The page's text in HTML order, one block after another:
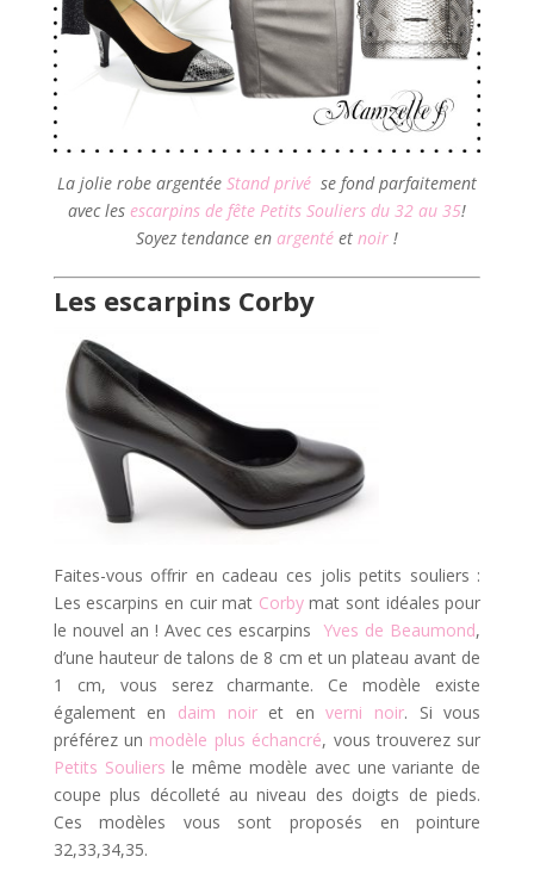
La jolie robe argentée Stand privé se fond parfaitement
avec les escarpins de fête Petits Souliers du 32 au 35!
Soyez tendance en argentéet noir!
Les escarpins Corby
Faites-vous offrir en cadeau ces jolis petits souliers :
Les escarpins en cuir mat Corbymat sont idéales pour
le nouvel an ! Avec ces escarpins
Yves de Beaumond,
d’une hauteur de talons de 8 cm et un plateau avant de
1 cm, vous serez charmante. Ce modèle existe
également en daim noir et enverni noir. Si vous
préférez un modèle plus échancré, vous trouverez sur
Petits Souliers le même modèle avec une variante de
coupe plus décolleté au niveau des doigts de pieds.
Ces modèles vous sont proposés en pointure
32,33,34,35.